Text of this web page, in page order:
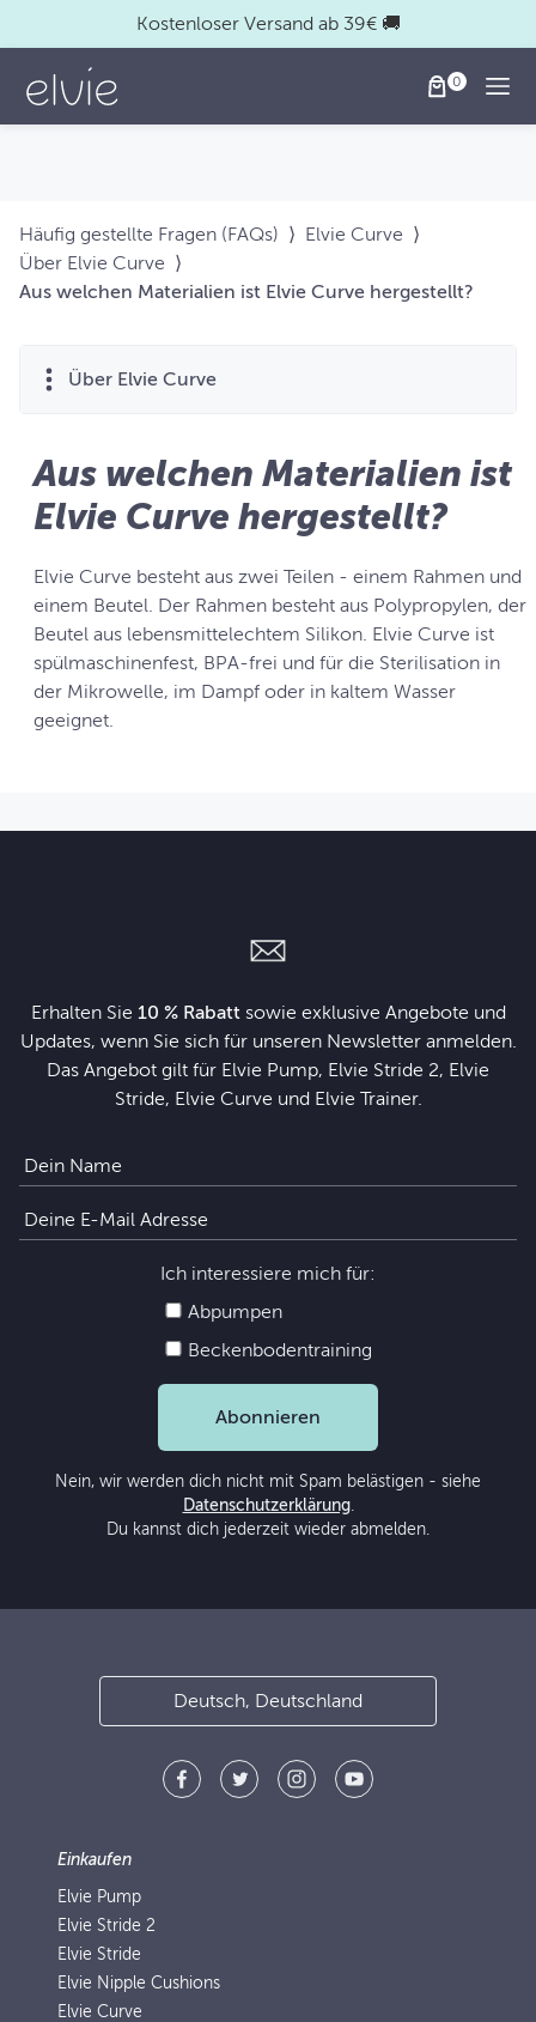
Kostenloser Versand ab 39€ 🚚
Häufig gestellte Fragen (FAQs) ⟩ Elvie Curve ⟩
Über Elvie Curve ⟩
Aus welchen Materialien ist Elvie Curve hergestellt?
Über Elvie Curve
Aus welchen Materialien ist
Elvie Curve hergestellt?
Elvie Curve besteht aus zwei Teilen - einem Rahmen und
einem Beutel. Der Rahmen besteht aus Polypropylen, der
Beutel aus lebensmittelechtem Silikon. Elvie Curve ist
spülmaschinenfest, BPA-frei und für die Sterilisation in
der Mikrowelle, im Dampf oder in kaltem Wasser
geeignet.
Erhalten Sie 10 % Rabattsowie exklusive Angebote und
Updates, wenn Sie sich für unseren Newsletter anmelden.
Das Angebot gilt für Elvie Pump, Elvie Stride 2, Elvie
Stride, Elvie Curve und Elvie Trainer.
Ich interessiere mich für:
Abpumpen
Beckenbodentraining
Abonnieren
Nein, wir werden dich nicht mit Spam belästigen - siehe
Datenschutzerklärung.
Du kannst dich jederzeit wieder abmelden.
Deutsch, Deutschland
Einkaufen
Elvie Pump
Elvie Stride 2
Elvie Stride
Elvie Nipple Cushions
Elvie Curve